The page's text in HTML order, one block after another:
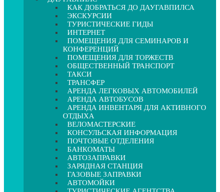
КАК ДОБРАТЬСЯ ДО ДАУГАВПИЛСА
ЭКСКУРСИИ
ТУРИСТИЧЕСКИЕ ГИДЫ
ИНТЕРНЕТ
ПОМЕЩЕНИЯ ДЛЯ СЕМИНАРОВ И
КОНФЕРЕНЦИЙ
ПОМЕЩЕНИЯ ДЛЯ ТОРЖЕСТВ
ОБЩЕСТВЕННЫЙ ТРАНСПОРТ
ТАКСИ
ТРАНСФЕР
АРЕНДА ЛЕГКОВЫХ АВТОМОБИЛЕЙ
АРЕНДА АВТОБУСОВ
АРЕНДА ИНВЕНТАРЯ ДЛЯ АКТИВНОГО
ОТДЫХА
ВЕЛОМАСТЕРСКИЕ
КОНСУЛЬСКАЯ ИНФОРМАЦИЯ
ПОЧТОВЫЕ ОТДЕЛЕНИЯ
БАНКОМАТЫ
АВТОЗАПРАВКИ
ЗАРЯДНАЯ СТАНЦИЯ
ГАЗОВЫЕ ЗАПРАВКИ
АВТОМОЙКИ